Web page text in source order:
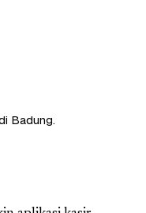
Badung.